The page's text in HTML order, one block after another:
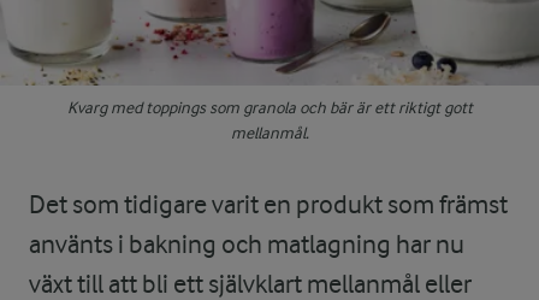
Kvarg med toppings som granola och bär är ett riktigt gott
mellanmål.
Det som tidigare varit en produkt som främst
använts i bakning och matlagning har nu
växt till att bli ett självklart mellanmål eller